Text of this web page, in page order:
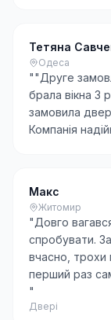
Тетяна
Одеса
""Друге
брала вікна 3
замовила
Компанія
Макс
Житомир
"Довго
спробувати.
вчасно, трохи
перший раз
"
Двері